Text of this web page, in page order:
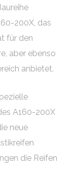
200X, das
für den
aber ebenso
anbietet.
A160-200X
neue
die Reifen